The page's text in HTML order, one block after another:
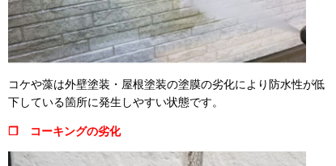
コケや藻は外壁塗装・屋根塗装の塗膜の劣化により防水性が低
下している箇所に発生しやすい状態です。
❒ コーキングの劣化